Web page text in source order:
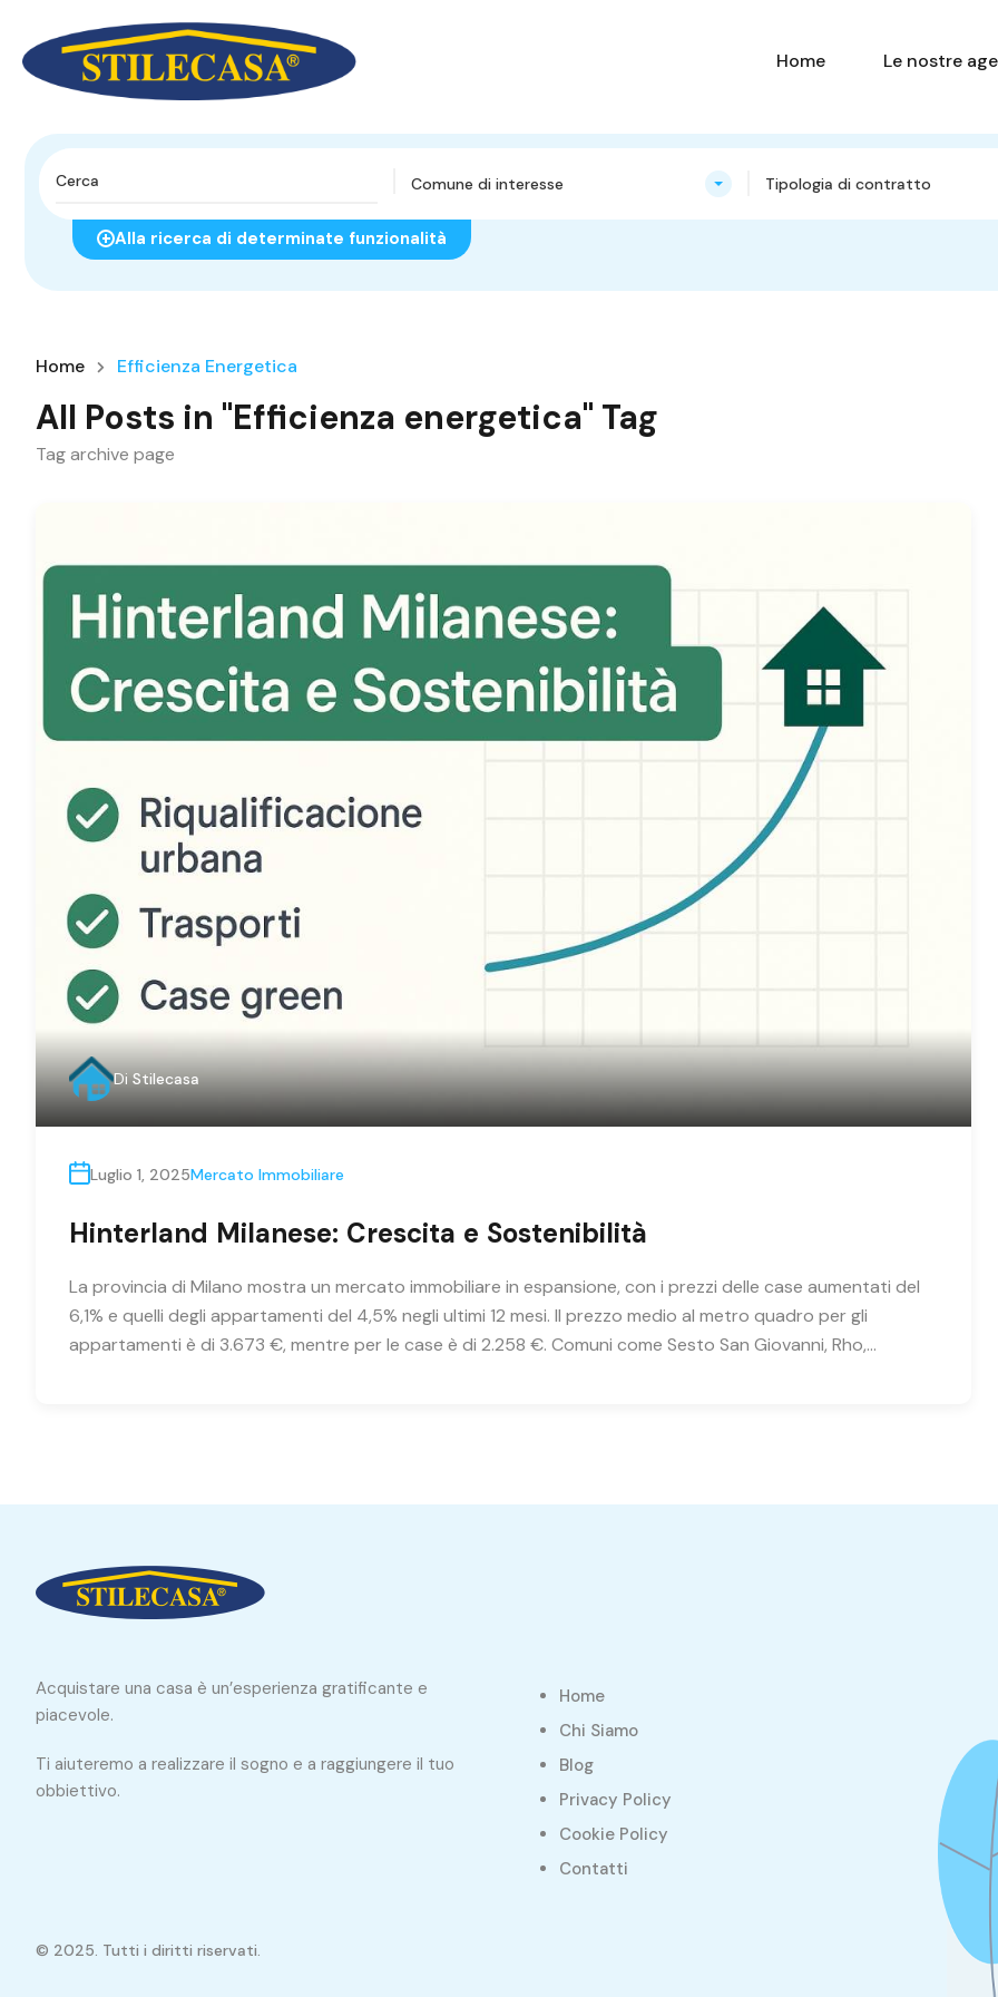
Home Le nostre
Comune di interesse Tipologia di contratto
Alla ricerca di determinate funzionalità
Home Efficienza Energetica
All Posts in "Efficienza energetica" Tag
Tag archive page
Di Stilecasa
Luglio 1, 2025Mercato Immobiliare
Hinterland Milanese: Crescita e Sostenibilità
La provincia di Milano mostra un mercato immobiliare in espansione, con i prezzi delle case aumentati del
6,1% e quelli degli appartamenti del 4,5% negli ultimi 12 mesi. Il prezzo medio al metro quadro per gli
appartamenti è di 3.673 €, mentre per le case è di 2.258 €. Comuni come Sesto San Giovanni, Rho,…
Acquistare una casa è un’esperienza gratificante e
piacevole.
Ti aiuteremo a realizzare il sogno e a raggiungere il tuo
obbiettivo.
Home
Chi Siamo
Blog
Privacy Policy
Cookie Policy
Contatti
© 2025. Tutti i diritti riservati.